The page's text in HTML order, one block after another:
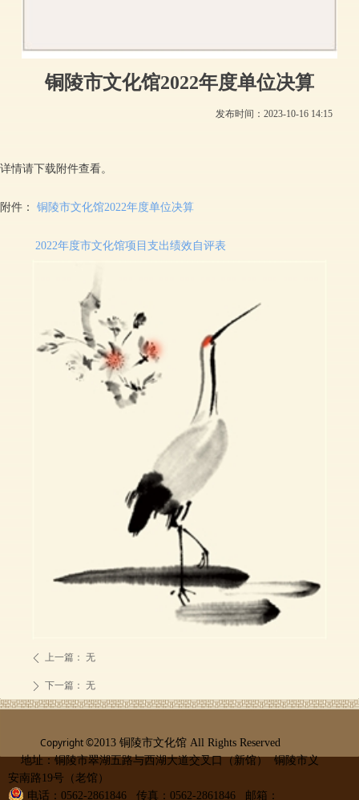
铜陵市文化馆2022年度单位决算
详情请下载附件查看。
附件： 铜陵市文化馆2022年度单位决算
2022年度市文化馆项目支出绩效自评表
ꄴ 上一篇： 无
ꄲ 下一篇： 无
发布时间： 2023-10-16 14:15
皖公网安备 34070302000091号
Copyright ©2013 铜陵市文化馆 All Rights Reserved
地址：铜陵市翠湖五路与西湖大道交叉口（新馆） 铜陵市义
安南路19号（老馆）
电话：0562-2861846 传真：0562-2861846 邮箱：